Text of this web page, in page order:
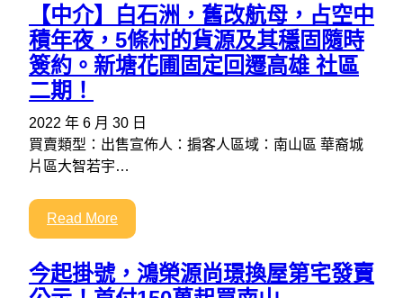
【中介】白石洲，舊改航母，占空中
積年夜，5條村的貨源及其穩固隨時
簽約。新塘花圃固定回遷高雄 社區
二期！
2022 年 6 月 30 日
買賣類型：出售宣佈人：掮客人區域：南山區 華裔城
片區大智若宇…
Read More
今起掛號，鴻榮源尚璟換屋第宅發賣